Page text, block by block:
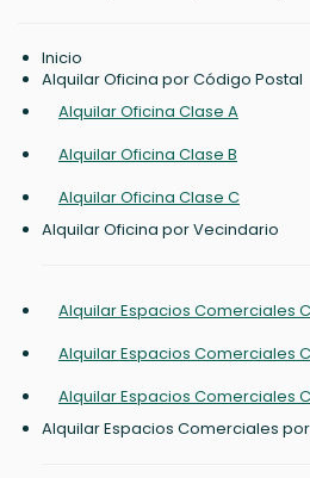
Inicio
Alquilar Oficina por Código Postal
Alquilar Oficina Clase A
Alquilar Oficina Clase B
Alquilar Oficina Clase C
Alquilar Oficina por Vecindario
Alquilar Espacios Comerciales
Alquilar Espacios Comerciales
Alquilar Espacios Comerciales
Alquilar Espacios Comerciales